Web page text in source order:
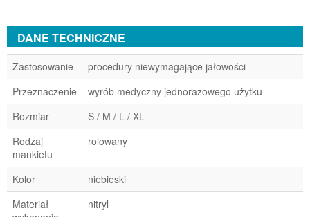
DANE TECHNICZNE
Zastosowanie
procedury niewymagające jałowości
Przeznaczenie
wyrób medyczny jednorazowego użytku
Rozmiar
S / M / L / XL
Rodzaj
mankietu
rolowany
Kolor
niebieski
Materiał
nitryl